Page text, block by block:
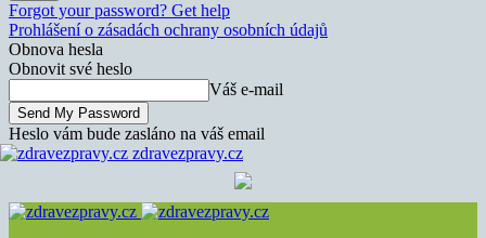
Forgot your password? Get help
Prohlášení o zásadách ochrany osobních údajů
Obnova hesla
Obnovit své heslo
Váš e-mail
Heslo vám bude zasláno na váš email
zdravezpravy.cz